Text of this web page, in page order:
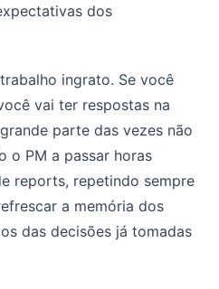
dos
ingrato. Se você
vai ter respostas na
parte das vezes não
o PM a passar horas
reports, repetindo sempre
a memória dos
das decisões já tomadas